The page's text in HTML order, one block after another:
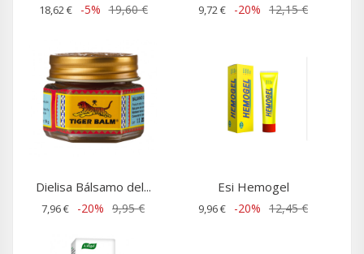
18,62 € -5% 19,60 € 9,72 € -20% 12,15 €
Dielisa Bálsamo del...
7,96 € -20% 9,95 €
Esi Hemogel
9,96 € -20% 12,45 €